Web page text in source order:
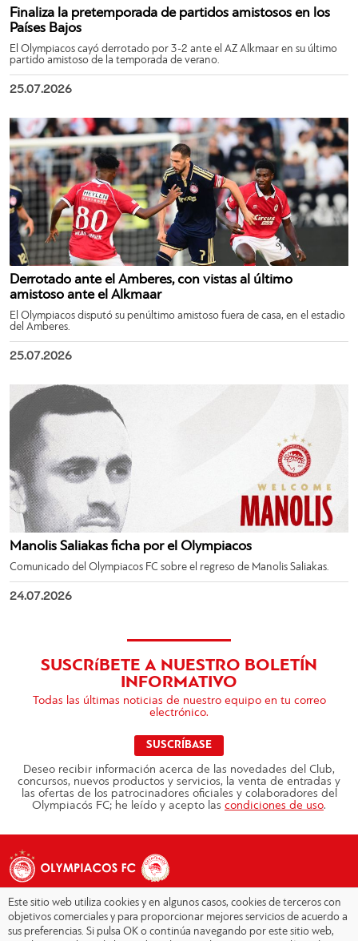
Finaliza la pretemporada de partidos amistosos en los
Países Bajos
El Olympiacos cayó derrotado por 3-2 ante el AZ Alkmaar en su último
partido amistoso de la temporada de verano.
25.07.2026
Derrotado ante el Amberes, con vistas al último
amistoso ante el Alkmaar
El Olympiacos disputó su penúltimo amistoso fuera de casa, en el estadio
del Amberes.
25.07.2026
Manolis Saliakas ficha por el Olympiacos
Comunicado del Olympiacos FC sobre el regreso de Manolis Saliakas.
24.07.2026
SUSCRíBETE A NUESTRO BOLETÍN
INFORMATIVO
Todas las últimas noticias de nuestro equipo en tu correo
electrónico.
SUSCRÍBASE
Deseo recibir información acerca de las novedades del Club,
concursos, nuevos productos y servicios, la venta de entradas y
las ofertas de los patrocinadores oficiales y colaboradores del
Olympiacós FC; he leído y acepto las condiciones de uso.
Este sitio web utiliza cookies y en algunos casos, cookies de terceros con
objetivos comerciales y para proporcionar mejores servicios de acuerdo a
sus preferencias. Si pulsa OK o continúa navegando por este sitio web,